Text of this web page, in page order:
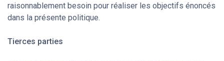
raisonnablement besoin pour réaliser les objectifs énoncés
dans la présente politique.
Tierces parties